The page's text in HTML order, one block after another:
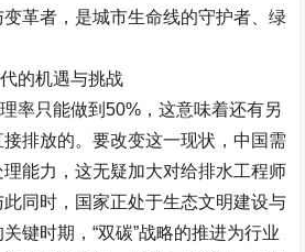
革者，是城市生命线的守护者、绿
的机遇与挑战
率只能做到50% ，这意味着还有另
排放的。要改变这一现状，中国需
理能力，这无疑加大对给排水工程师
同时，国家正处于生态文明建设与
关键时期，“双碳”战略的推进为行业